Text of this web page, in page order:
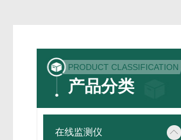
PRODUCT CLASSIFICATION
产品分类
在线监测仪